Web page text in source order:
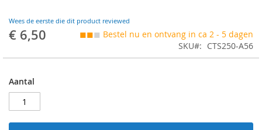
Wees de eerste die dit product reviewed
€ 6,50 ◼◼◼ Bestel nu en ontvang in ca 2 - 5 dagen
SKU
CTS250-A56
Aantal